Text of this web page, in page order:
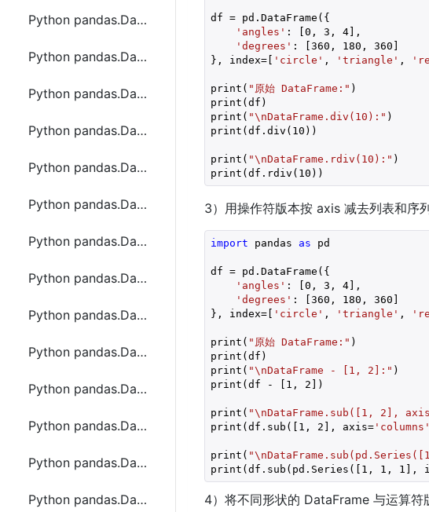
Python pandas.DataFrame.apply函数方法的使用
Python pandas.DataFrame.applymap函数方法的使用
Python pandas.DataFrame.as_blocks和as_matrix函数方法的使用
Python pandas.DataFrame.asfreq函数方法的使用
Python pandas.DataFrame.asof函数方法的使用
Python pandas.DataFrame.assign函数方法的使用
Python pandas.DataFrame.astype函数方法的使用
Python pandas.DataFrame.at_time和between_time函数方法的使用
Python pandas.DataFrame.boxplot函数方法的使用
Python pandas.DataFrame.clip函数方法的使用
Python pandas.DataFrame.clip_lower函数方法的使用
Python pandas.DataFrame.clip_upper函数方法的使用
Python pandas.DataFrame.combine函数方法的使用
Python pandas.DataFrame.combine_first函数方法的使用
df = pd.DataFrame({
'angles' : [0 , 3 , 4],
'degrees' : [360 , 180 , 360 ]
}, index=[ 'circle' , 'triangle' ,
print( "原始 DataFrame:" )
print(df)
print( "\nDataFrame.div(10):" )
print(df.div( 10 ))
print( "\nDataFrame.rdiv(10):" )
print(df.rdiv( 10 ))
3）用操作符版本按 axis 减去列表和序
import pandas as pd
df = pd.DataFrame({
'angles' : [0 , 3 , 4],
'degrees' : [360 , 180 , 360 ]
}, index=[ 'circle' , 'triangle' ,
print( "原始 DataFrame:" )
print(df)
print( "\nDataFrame - [1, 2]:" )
print(df - [ 1 , 2 ])
print( "\nDataFrame.sub([1, 2],
print(df.sub([ 1 , 2 ], axis='columns'
print(
print(df.sub(pd.Series([ 1 , 1 , 1 ],
4）将不同形状的 DataFrame 与运算符